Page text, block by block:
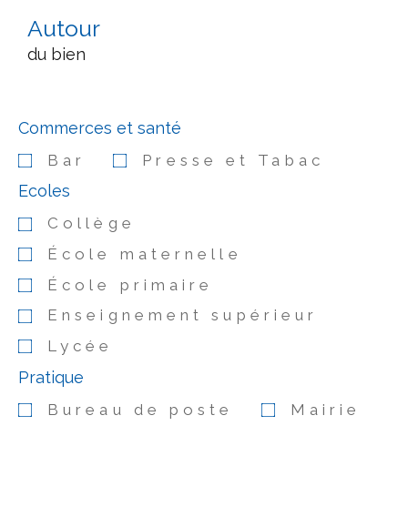
Autour
du bien
Commerces et santé
Bar Presse et Tabac
Ecoles
Collège
École maternelle
École primaire
Enseignement supérieur
Lycée
Pratique
Bureau de poste Mairie